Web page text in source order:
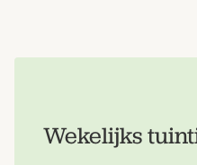
Wekelijks